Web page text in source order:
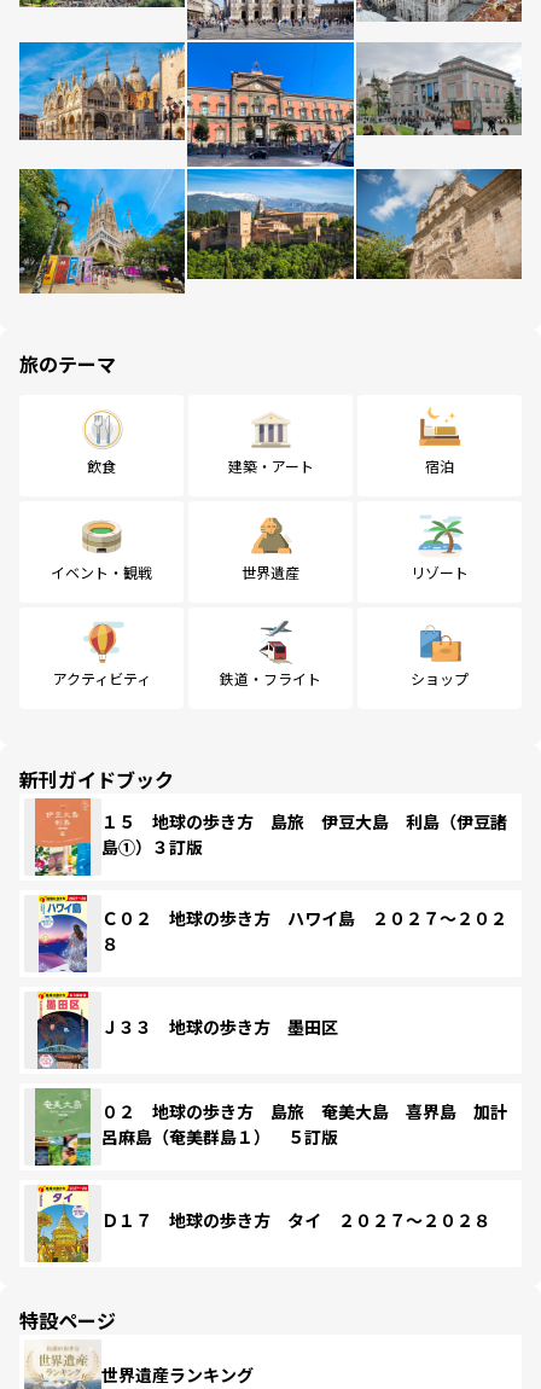
旅のテーマ
飲食 建築・アート 宿泊
イベント・観戦 世界遺産 リゾート
アクティビティ 鉄道・フライト ショップ
新刊ガイドブック
１５ 地球の歩き方 島旅 伊豆大島 利島（伊豆諸
島①）３訂版
Ｃ０２ 地球の歩き方 ハワイ島 ２０２７～２０２
８
Ｊ３３ 地球の歩き方 墨田区
０２ 地球の歩き方 島旅 奄美大島 喜界島 加計
呂麻島（奄美群島１） ５訂版
Ｄ１７ 地球の歩き方 タイ ２０２７～２０２８
特設ページ
世界遺産ランキング